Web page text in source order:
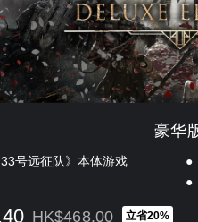
豪华
33号远征队》本体游戏
HK$468.00 立省20%